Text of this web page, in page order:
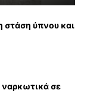
στάση ύπνου και
ναρκωτικά σε